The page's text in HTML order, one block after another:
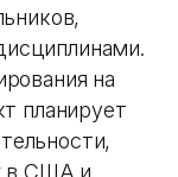
на
планирует
в США и